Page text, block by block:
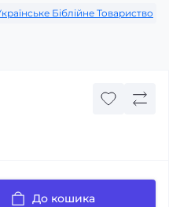
Біблійне Товариство
До кошика